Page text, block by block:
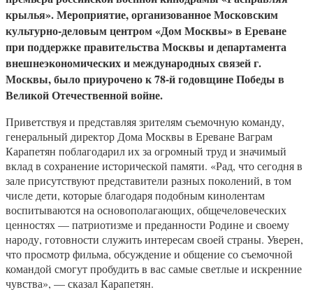
крылья». Мероприятие, организованное Московским
культурно-деловым центром «Дом Москвы» в Ереване
при поддержке правительства Москвы и департамента
внешнеэкономических и международных связей г.
Москвы, было приурочено к 78-й годовщине Победы в
Великой Отечественной войне.
Приветствуя и представляя зрителям съемочную команду,
генеральный директор Дома Москвы в Ереване Ваграм
Карапетян поблагодарил их за огромный труд и значимый
вклад в сохранение исторической памяти. «Рад, что сегодня в
зале присутствуют представители разных поколений, в том
числе дети, которые благодаря подобным кинолентам
воспитываются на основополагающих, общечеловеческих
ценностях — патриотизме и преданности Родине и своему
народу, готовности служить интересам своей страны. Уверен,
что просмотр фильма, обсуждение и общение со съемочной
командой смогут пробудить в вас самые светлые и искренние
чувства», — сказал Карапетян.